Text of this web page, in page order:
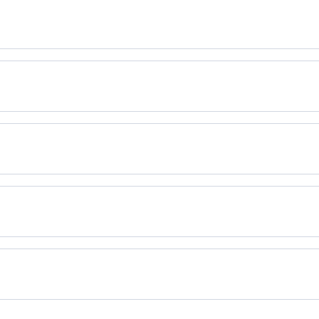
Multi-Tasker kryje niedoskonałości, rozświetla cienie pod
łatwą aplikację: bez problemu nałożysz go zarówno na
wygląda świeżo, gładko i promiennie. Trwały korektor
wszelkie niedoskonałości
się ani nie osypuje
nałożenie produktu
Cetyl Peg/Ppg-10/1 Dimethicone, Talc, Glycerin,
14 Dimethicone, Lecithin, Mica, Disteardimonium Hectorite,
Crosspolymer, Propylene Carbonate, Xanthan Gum,
Hydroxide, Propylene Glycol, Ascorbyl Glucoside, Bht,
(Ci 77491, Ci 77492, Ci 77499)].